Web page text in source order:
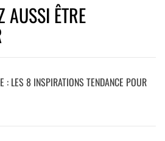
AUSSI ÊTRE
: LES 8 INSPIRATIONS TENDANCE POUR